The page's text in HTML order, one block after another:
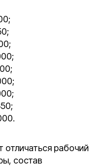
отличаться рабочий
состав